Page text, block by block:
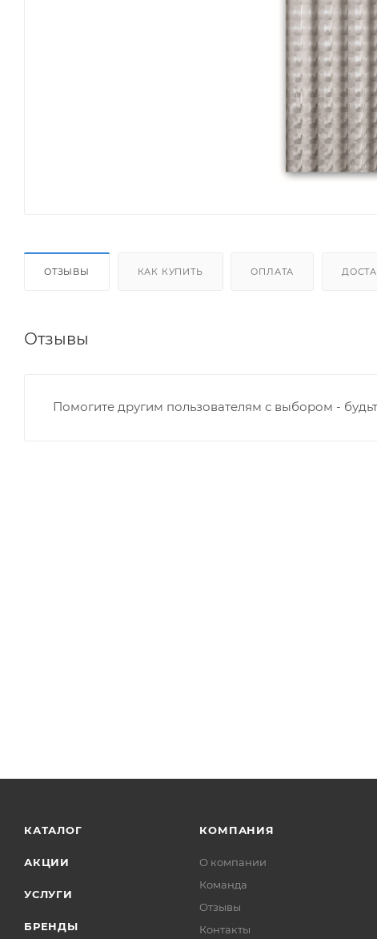
ОТЗЫВЫ КАК КУПИТЬ ОПЛАТА
Отзывы
Помогите другим пользователям с выбором -
КАТАЛОГ
АКЦИИ
УСЛУГИ
БРЕНДЫ
КОМПАНИЯ
О компании
Команда
Отзывы
Контакты